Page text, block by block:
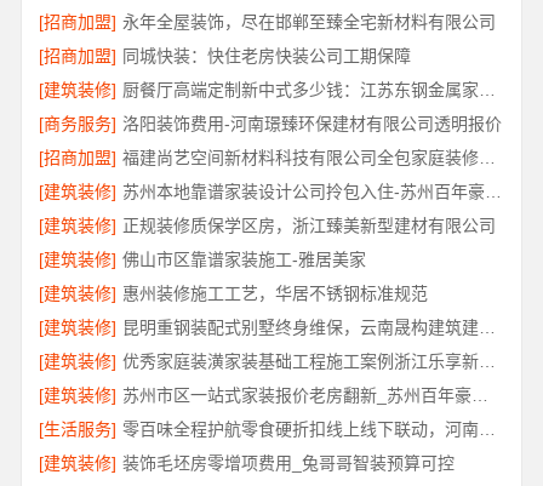
[招商加盟] 永年全屋装饰，尽在邯郸至臻全宅新材料有限公司
[招商加盟] 同城快装：快住老房快装公司工期保障
[建筑装修]
[商务服务] 洛阳装饰费用-河南璟臻环保建材有限公司透明报价
[招商加盟]
福建尚艺空间新材料科技有限公司全包家庭装修口碑优选报价明细
[建筑装修]
苏州本地靠谱家装设计公司拎包入住-苏州百年豪庭新材料有限公司
[建筑装修] 正规装修质保学区房，浙江臻美新型建材有限公司
[建筑装修] 佛山市区靠谱家装施工-雅居美家
[建筑装修] 惠州装修施工工艺，华居不锈钢标准规范
[建筑装修]
昆明重钢装配式别墅终身维保，云南晟构建筑建材有限公司
[建筑装修]
优秀家庭装潢家装基础工程施工案例浙江乐享新材料有限公司
[建筑装修]
苏州市区一站式家装报价老房翻新_苏州百年豪庭新材料有限公司
[生活服务]
零百味全程护航零食硬折扣线上线下联动，河南零百味供应链有限公司助力全域盈利
[建筑装修] 装饰毛坯房零增项费用_兔哥哥智装预算可控